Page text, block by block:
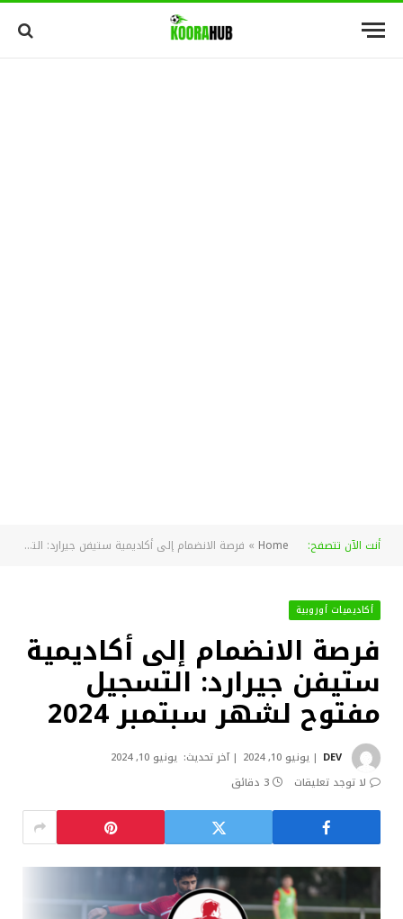
أنت الآن تتصفح: Home
» فرصة الانضمام إلى أكاديمية ستيفن جيرارد: التسجيل مفتوح لشهر سبتمبر 2024
أكاديميات أوروبية
فرصة الانضمام إلى أكاديمية
ستيفن جيرارد: التسجيل
مفتوح لشهر سبتمبر 2024
DEV يونيو 10, 2024 آخر تحديث: يونيو 10, 2024
لا توجد تعليقات
3 دقائق